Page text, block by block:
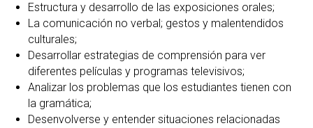
Estructura y desarrollo de las exposiciones orales;
La comunicación no verbal; gestos y malentendidos
culturales;
Desarrollar estrategias de comprensión para ver
diferentes películas y programas televisivos;
Analizar los problemas que los estudiantes tienen con
la gramática;
Desenvolverse y entender situaciones relacionadas